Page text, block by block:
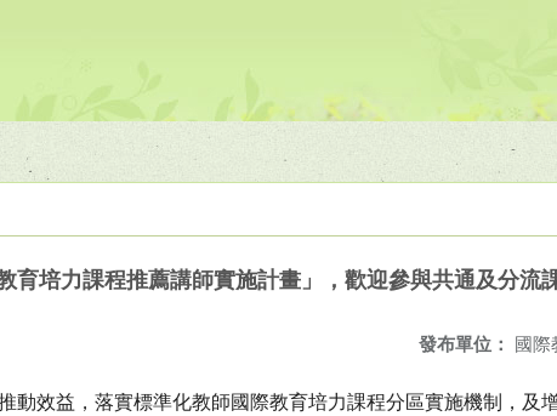
育培力課程推薦講師實施計畫」，歡迎參與共通及分流
發布單位： 國際
動效益，落實標準化教師國際教育培力課程分區實施機制，及